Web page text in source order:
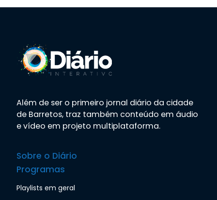
Além de ser o primeiro jornal diário da cidade
de Barretos, traz também conteúdo em áudio
e vídeo em projeto multiplataforma.
Sobre o Diário
Programas
Playlists em geral